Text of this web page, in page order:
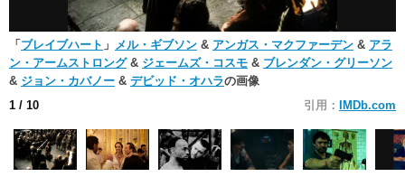
「 ブレイブハート 」 メル・ギブソン & アンガス・マクファーデン & アラ
ン・アームストロング& ジェームズ・コスモ & ブレンダン・グリーソン
& ジョン・カバノー & デビッド・オハラの画像
1 / 10 引用： IMDb.com